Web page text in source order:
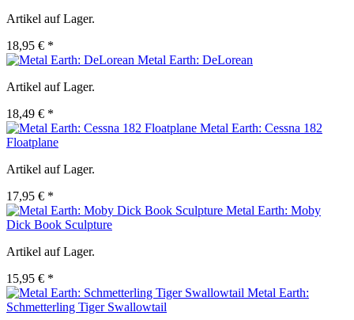
Artikel auf Lager.
18,95 € *
Metal Earth: DeLorean
Artikel auf Lager.
18,49 € *
Metal Earth: Cessna 182
Floatplane
Artikel auf Lager.
17,95 € *
Metal Earth: Moby
Dick Book Sculpture
Artikel auf Lager.
15,95 € *
Metal Earth:
Schmetterling Tiger Swallowtail